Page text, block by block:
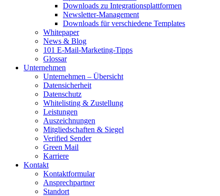
Downloads zu Integrationsplattformen
Newsletter-Management
Downloads für verschiedene Templates
Whitepaper
News & Blog
101 E-Mail-Marketing-Tipps
Glossar
Unternehmen
Unternehmen – Übersicht
Datensicherheit
Datenschutz
Whitelisting & Zustellung
Leistungen
Auszeichnungen
Mitgliedschaften & Siegel
Verified Sender
Green Mail
Karriere
Kontakt
Kontaktformular
Ansprechpartner
Standort